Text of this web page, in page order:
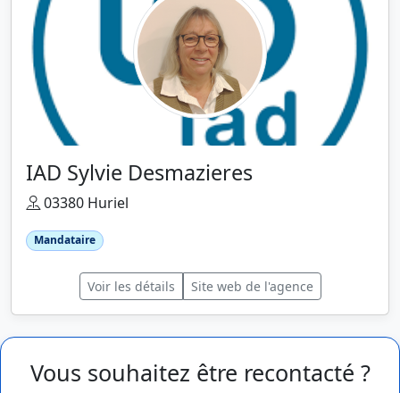
IAD Sylvie Desmazieres
03380 Huriel
Mandataire
Voir les détails Site web de l'agence
Vous souhaitez être recontacté ?